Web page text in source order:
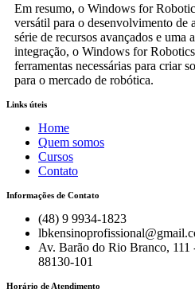
Em resumo, o Windows for
versátil para o desenvolvimento de
série de recursos avançados e uma
integração, o Windows for
ferramentas necessárias para criar
para o mercado de robótica.
Links úteis
Home
Quem somos
Cursos
Contato
Informações de Contato
(48) 9 9934-1823
Av. Barão do Rio Branco, 111
88130-101
Horário de Atendimento